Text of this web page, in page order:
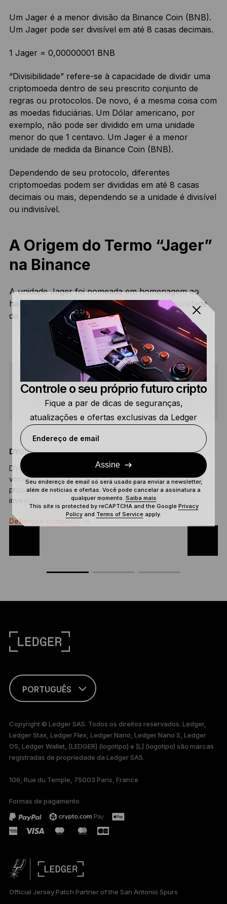
Um Jager é a menor divisão da Binance Coin (BNB).
Um Jager pode ser divisível em até 8 casas decimais.
1 Jager = 0,00000001 BNB
“Divisibilidade” refere-se à capacidade de dividir uma
criptomoeda dentro de seu prescrito conjunto de
regras ou protocolos. De novo, é a mesma coisa com
as moedas fiduciárias. Um Dólar americano, por
exemplo, não pode ser dividido em uma unidade
menor do que 1 centavo. Um Jager é a menor
unidade de medida da Binance Coin (BNB).
Dependendo de seu protocolo, diferentes
criptomoedas podem ser divididas em até 8 casas
decimais ou mais, dependendo se a unidade é divisível
ou indivisível.
A Origem do Termo “Jager”
na Binance
A unidade Jager foi nomeada em homenagem ao
handle do Telegram de um Gerente de Comunidade
da Binance nas suas épocas iniciais.
COMPARTILHAR
DYOR
DYOR ("Do Your Own Research") é uma gíria comum no
vocabulário cripto. Em bom português, significa "Faça sua
própria pesquisa". A expressão se refere à ideia de que
investidores devem conduzir uma pesquisa extensa por…
Definição completa
PORTUGUÊS
FRANÇAIS
TÜRKÇE
DEUTSCH
ESPAÑOL
РУССКИЙ
日本語
Copyright © Ledger SAS. Todos os direitos reservados. Ledger,
Ledger Stax, Ledger Flex, Ledger Nano, Ledger Nano S, Ledger
OS, Ledger Wallet, [LEDGER] (logotipo) e [L] (logotipo) são marcas
registradas de propriedade da Ledger SAS.
106, Rue du Temple, 75003 Paris, France
Formas de pagamento
Official Jersey Patch Partner of the San Antonio Spurs
Controle o seu próprio futuro cripto
Fique a par de dicas de seguranças,
atualizações e ofertas exclusivas da Ledger
Endereço de email
Assine
Seu endereço de email só será usado para enviar a newsletter,
além de notícias e ofertas. Você pode cancelar a assinatura a
qualquer momento. Saiba mais
This site is protected by reCAPTCHA and the Google Privacy
Policyand Terms of Serviceapply.